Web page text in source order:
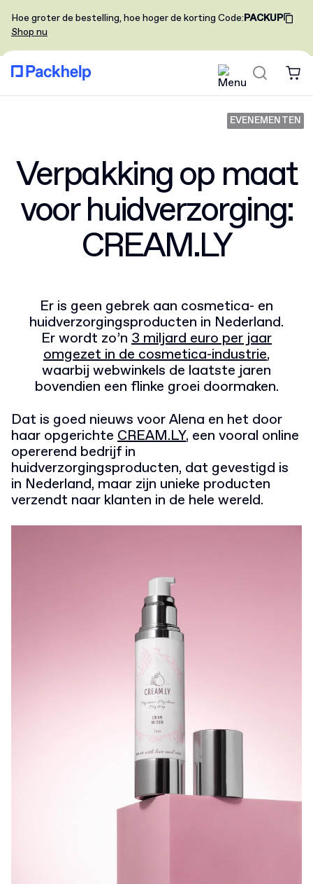
Hoe groter de bestelling, hoe hoger de korting Code:PACKUP
Shop nu
Verpakking op maat
voor huidverzorging:
CREAM.LY
EVENEMENTEN
Er is geen gebrek aan cosmetica- en
huidverzorgingsproducten in Nederland.
Er wordt zo’n 3 miljard euro per jaar
omgezet in de cosmetica-industrie,
waarbij webwinkels de laatste jaren
bovendien een flinke groei doormaken.
Dat is goed nieuws voor Alena en het door
haar opgerichte CREAM.LY, een vooral online
opererend bedrijf in
huidverzorgingsproducten, dat gevestigd is
in Nederland, maar zijn unieke producten
verzendt naar klanten in de hele wereld.